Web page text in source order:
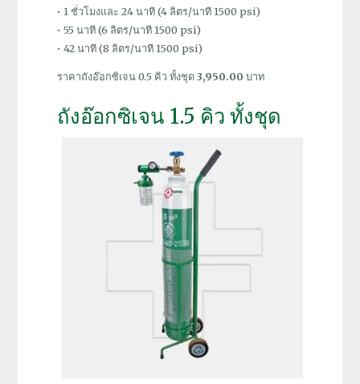
• 1 ชั่วโมงและ 24 นาที (4 ลิตร/นาที 1500 psi)
• 55 นาที (6 ลิตร/นาที 1500 psi)
• 42 นาที (8 ลิตร/นาที 1500 psi)
ราคาถังอ๊อกซิเจน 0.5 คิว ทั้งชุด3,950.00 บาท
ถังอ๊อกซิเจน 1.5 คิว ทั้งชุด